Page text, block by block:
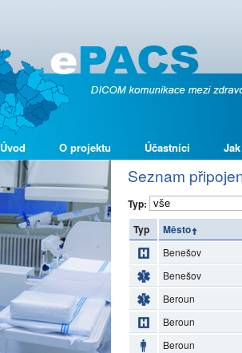
Úvod O projektu Účastníci
Seznam
Typ:
Typ
Město
Benešov
Benešov
Beroun
Beroun
Beroun